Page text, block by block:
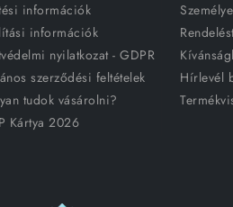
információk
információk
nyilatkozat - GDPR
szerződési feltételek
tudok vásárolni?
Kártya 2026
Hírlevél